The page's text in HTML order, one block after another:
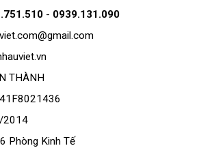
- 0939.131.090
THÀNH
2014
Phòng Kinh Tế